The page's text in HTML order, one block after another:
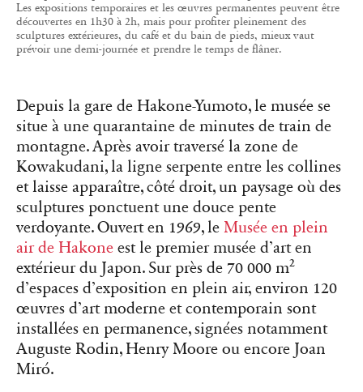
Les expositions temporaires et les œuvres permanentes peuvent être
découvertes en 1h30 à 2h, mais pour profiter pleinement des
sculptures extérieures, du café et du bain de pieds, mieux vaut
prévoir une demi-journée et prendre le temps de flâner.
Depuis la gare de Hakone-Yumoto, le musée se
situe à une quarantaine de minutes de train de
montagne. Après avoir traversé la zone de
Kowakudani, la ligne serpente entre les collines
et laisse apparaître, côté droit, un paysage où des
sculptures ponctuent une douce pente
verdoyante. Ouvert en 1969, le Musée en plein
air de Hakone est le premier musée d’art en
extérieur du Japon. Sur près de 70 000 m²
d’espaces d’exposition en plein air, environ 120
œuvres d’art moderne et contemporain sont
installées en permanence, signées notamment
Auguste Rodin, Henry Moore ou encore Joan
Miró.